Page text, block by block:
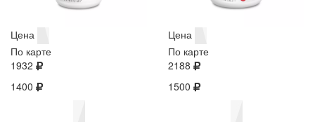
Цена
По карте
1932
1400
Цена
По карте
2188
1500